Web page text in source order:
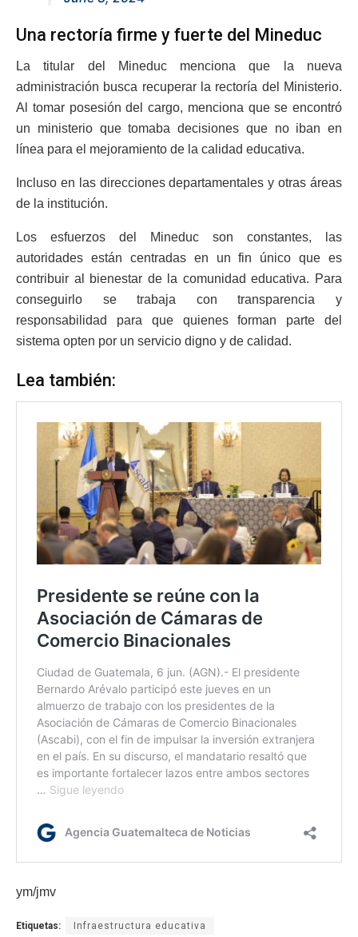
Una rectoría firme y fuerte del Mineduc
La titular del Mineduc menciona que la nueva
administración busca recuperar la rectoría del Ministerio.
Al tomar posesión del cargo, menciona que se encontró
un ministerio que tomaba decisiones que no iban en
línea para el mejoramiento de la calidad educativa.
Incluso en las direcciones departamentales y otras áreas
de la institución.
Los esfuerzos del Mineduc son constantes, las
autoridades están centradas en un fin único que es
contribuir al bienestar de la comunidad educativa. Para
conseguirlo se trabaja con transparencia y
responsabilidad para que quienes forman parte del
sistema opten por un servicio digno y de calidad.
Lea también:
ym/jmv
Etiquetas: Infraestructura educativa